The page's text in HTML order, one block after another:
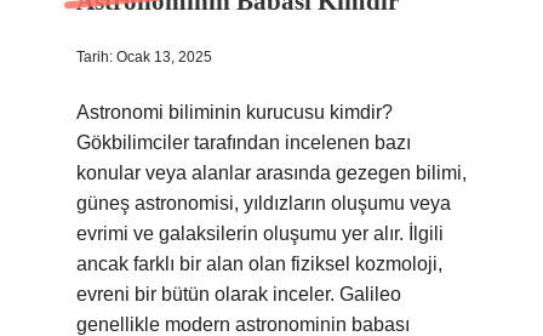
Tarih: Ocak 13, 2025
Astronomi biliminin kurucusu kimdir?
Gökbilimciler tarafından incelenen bazı
konular veya alanlar arasında gezegen bilimi,
güneş astronomisi, yıldızların oluşumu veya
evrimi ve galaksilerin oluşumu yer alır. İlgili
ancak farklı bir alan olan fiziksel kozmoloji,
evreni bir bütün olarak inceler. Galileo
genellikle modern astronominin babası